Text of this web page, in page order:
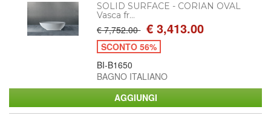
SOLID SURFACE - CORIAN OVAL
Vasca fr...
€ 7,752.00 € 3,413.00
SCONTO 56%
BI-B1650
BAGNO ITALIANO